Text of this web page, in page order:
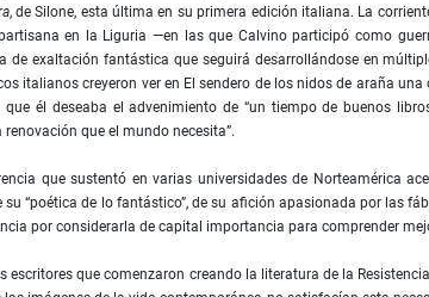
, de Silone, esta última en su primera edición italiana. La
en la Liguria —en las que Calvino participó como
de exaltación fantástica que seguirá desarrollándose en
italianos creyeron ver en El sendero de los nidos de araña
él deseaba el advenimiento de “un tiempo de buenos
que el mundo necesita”.
que sustentó en varias universidades de Norteamérica
“poética de lo fantástico”, de su afición apasionada por las
por considerarla de capital importancia para comprender
escritores que comenzaron creando la literatura de la